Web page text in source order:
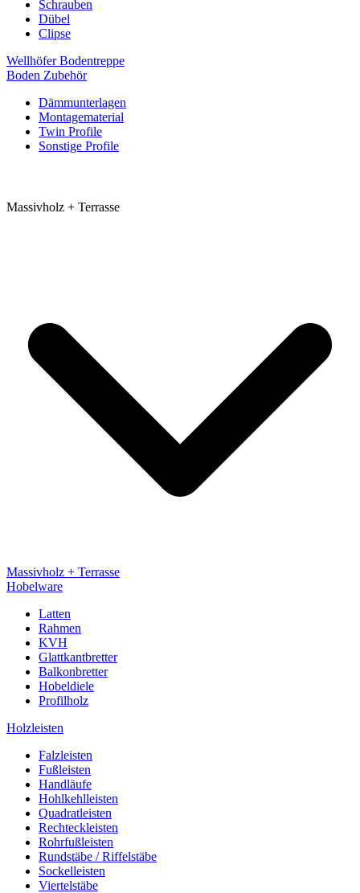
Schrauben
Dübel
Clipse
Wellhöfer Bodentreppe
Boden Zubehör
Dämmunterlagen
Montagematerial
Twin Profile
Sonstige Profile
Massivholz + Terrasse
Massivholz + Terrasse
Hobelware
Latten
Rahmen
KVH
Glattkantbretter
Balkonbretter
Hobeldiele
Profilholz
Holzleisten
Falzleisten
Fußleisten
Handläufe
Hohlkehlleisten
Quadratleisten
Rechteckleisten
Rohrfußleisten
Rundstäbe / Riffelstäbe
Sockelleisten
Viertelstäbe